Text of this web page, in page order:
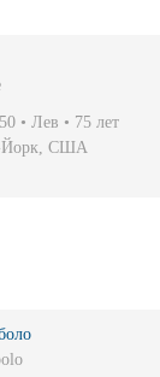
• Лев • 75 лет
Йорк, США